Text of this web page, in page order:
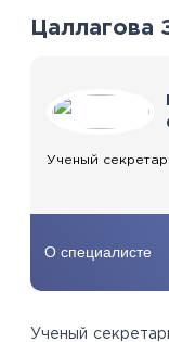
Цаллагова
Ученый
Ученый